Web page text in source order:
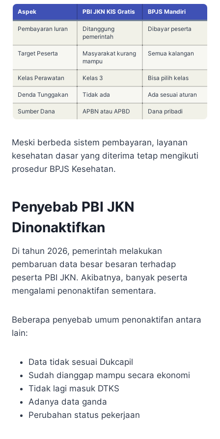
Aspek PBI JKN KIS Gratis BPJS Mandiri
Pembayaran Iuran
Ditanggung
pemerintah
Dibayar peserta
Target Peserta
Masyarakat kurang
mampu
Semua kalangan
Kelas Perawatan Kelas 3 Bisa pilih kelas
Denda Tunggakan Tidak ada Ada sesuai aturan
Sumber Dana APBN atau APBD Dana pribadi
Meski berbeda sistem pembayaran, layanan
kesehatan dasar yang diterima tetap mengikuti
prosedur BPJS Kesehatan.
Penyebab PBI JKN
Dinonaktifkan
Di tahun 2026, pemerintah melakukan
pembaruan data besar besaran terhadap
peserta PBI JKN. Akibatnya, banyak peserta
mengalami penonaktifan sementara.
Beberapa penyebab umum penonaktifan antara
lain:
Data tidak sesuai Dukcapil
Sudah dianggap mampu secara ekonomi
Tidak lagi masuk DTKS
Adanya data ganda
Perubahan status pekerjaan